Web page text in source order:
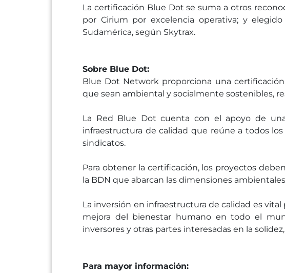
La certificación Blue Dot se suma a otros
por Cirium por excelencia operativa; y
Sudamérica, según Skytrax.
Sobre Blue Dot:
Blue Dot Network proporciona una
que sean ambiental y socialmente sostenibles,
La Red Blue Dot cuenta con el apoyo de
infraestructura de calidad que reúne a todos
sindicatos.
Para obtener la certificación, los proyectos
la BDN que abarcan las dimensiones
La inversión en infraestructura de calidad es
mejora del bienestar humano en todo el
inversores y otras partes interesadas en la
Para mayor información: